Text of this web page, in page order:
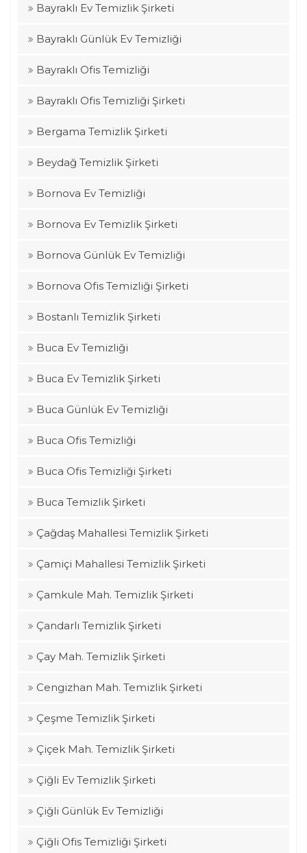
Bayraklı Ev Temizlik Şirketi
Bayraklı Günlük Ev Temizliği
Bayraklı Ofis Temizliği
Bayraklı Ofis Temizliği Şirketi
Bergama Temizlik Şirketi
Beydağ Temizlik Şirketi
Bornova Ev Temizliği
Bornova Ev Temizlik Şirketi
Bornova Günlük Ev Temizliği
Bornova Ofis Temizliği Şirketi
Bostanlı Temizlik Şirketi
Buca Ev Temizliği
Buca Ev Temizlik Şirketi
Buca Günlük Ev Temizliği
Buca Ofis Temizliği
Buca Ofis Temizliği Şirketi
Buca Temizlik Şirketi
Çağdaş Mahallesi Temizlik Şirketi
Çamiçi Mahallesi Temizlik Şirketi
Çamkule Mah. Temizlik Şirketi
Çandarlı Temizlik Şirketi
Çay Mah. Temizlik Şirketi
Cengizhan Mah. Temizlik Şirketi
Çeşme Temizlik Şirketi
Çiçek Mah. Temizlik Şirketi
Çiğli Ev Temizlik Şirketi
Çiğli Günlük Ev Temizliği
Çiğli Ofis Temizliği Şirketi